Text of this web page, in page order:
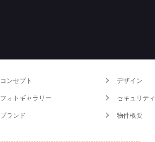
コンセプト デザイン
フォトギャラリー セキュリティ
ブランド 物件概要